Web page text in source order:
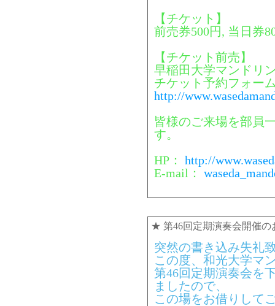
【チケット】
前売券500円, 当日券
【チケット前売】
早稲田大学マンドリ
チケット予約フォー
http://
皆様のご来場を部員
す。
HP： http://
E-mail：
★ 第46回定期演奏会開催の
突然の書き込み失礼
この度、和光大学マ
第46回定期演奏会を
ましたので、
この場をお借りして